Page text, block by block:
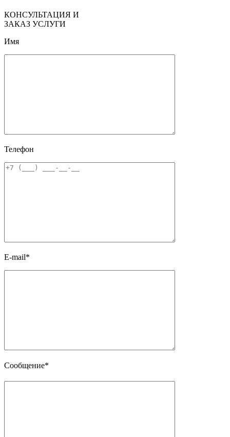
КОНСУЛЬТАЦИЯ И
ЗАКАЗ УСЛУГИ
Имя
Телефон
E-mail*
Сообщение*